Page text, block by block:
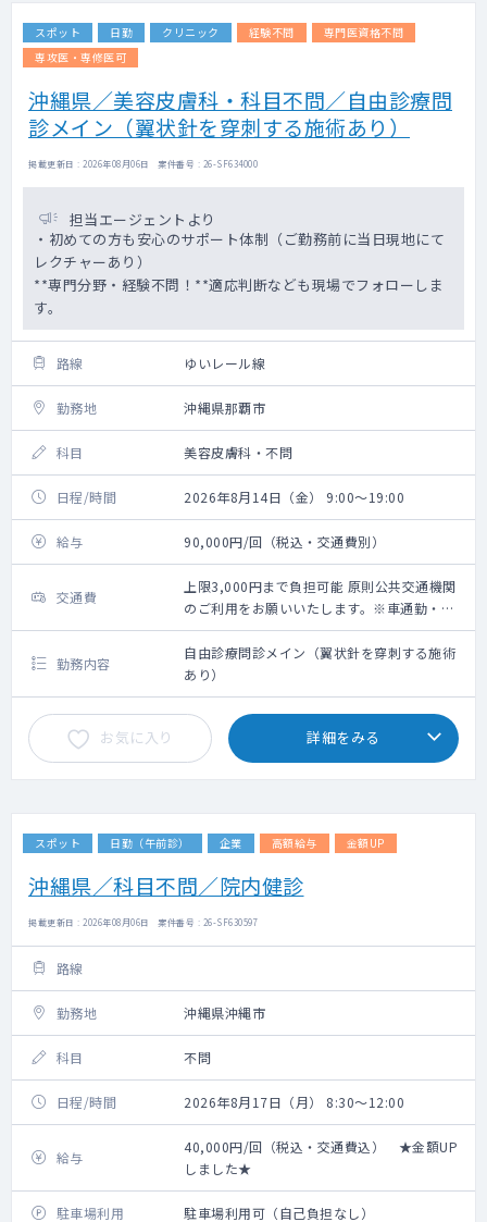
スポット 日勤 クリニック 経験不問
専門医資格不問
専攻医・専修医可
沖縄県／美容皮膚科・科目不問／自由診療問
診メイン（翼状針を穿刺する施術あり）
掲載更新日 : 2026年08月06日 案件番号 : 26-SF634000
担当エージェントより
・初めての方も安心のサポート体制（ご勤務前に当日現地にて
レクチャーあり）
**専門分野・経験不問！**適応判断なども現場でフォローしま
す。
路線 ゆいレール線
勤務地 沖縄県那覇市
科目 美容皮膚科・不問
日程/時間 2026年8月14日（金） 9:00～19:00
給与 90,000円/回（税込・交通費別）
交通費
上限3,000円まで負担可能 原則公共交通機関
のご利用をお願いいたします。※車通勤・タ
クシー利用要相談
勤務内容
自由診療問診メイン（翼状針を穿刺する施術
あり）
お気に入り 詳細をみる
スポット 日勤（午前診） 企業 高額給与 金額UP
沖縄県／科目不問／院内健診
掲載更新日 : 2026年08月06日 案件番号 : 26-SF630597
路線
勤務地 沖縄県沖縄市
科目 不問
日程/時間 2026年8月17日（月） 8:30～12:00
給与
40,000円/回（税込・交通費込） ★金額UP
しました★
駐車場利用 駐車場利用可（自己負担なし）